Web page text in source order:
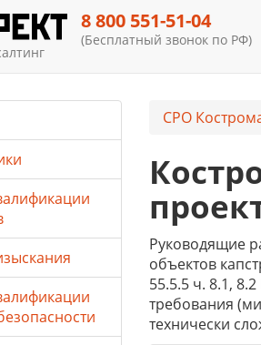
8 800 551-51-04
(Бесплатный звонок по РФ)
СРО
Руководящие
объектов
55.5.5 ч. 8.1,
требования
технически